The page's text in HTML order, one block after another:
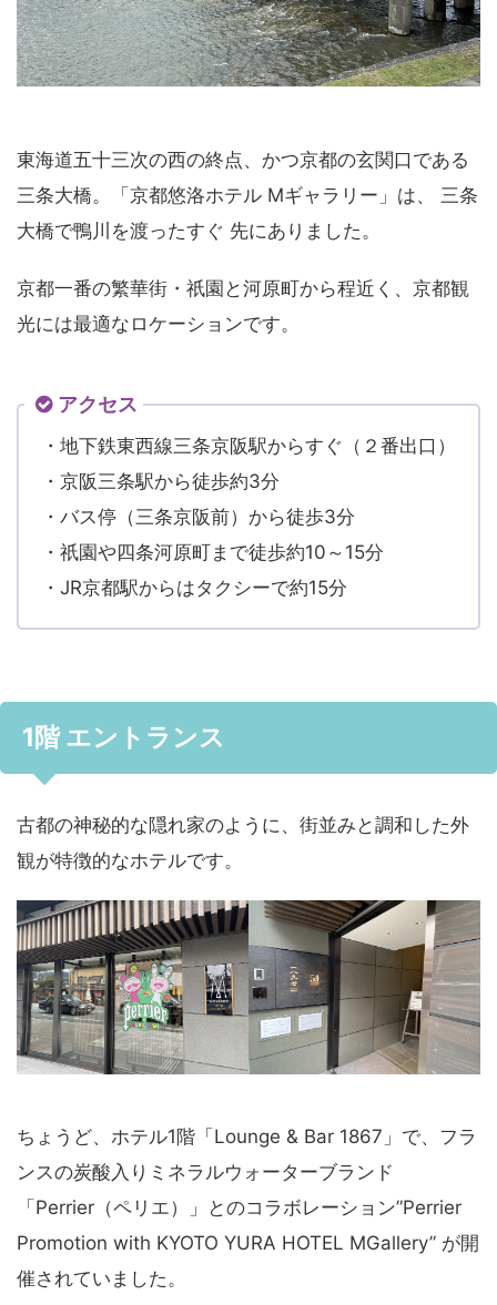
東海道五⼗三次の⻄の終点、かつ京都の⽞関⼝である
三条⼤橋。「京都悠洛ホテル Mギャラリー」は、 三条
⼤橋で鴨川を渡ったすぐ 先にありました。
京都⼀番の繁華街・祇園と河原町から程近く、京都観
光には最適なロケーションです。
アクセス
・地下鉄東西線三条京阪駅からすぐ（２番出口）
・京阪三条駅から徒歩約3分
・バス停（三条京阪前）から徒歩3分
・祇園や四条河原町まで徒歩約10～15分
・JR京都駅からはタクシーで約15分
1階 エントランス
古都の神秘的な隠れ家のように、街並みと調和した外
観が特徴的なホテルです。
ちょうど、ホテル1階「Lounge & Bar 1867」で、フラ
ンスの炭酸入りミネラルウォーターブランド
「Perrier（ペリエ）」とのコラボレーション”Perrier
Promotion with KYOTO YURA HOTEL MGallery” が開
催されていました。